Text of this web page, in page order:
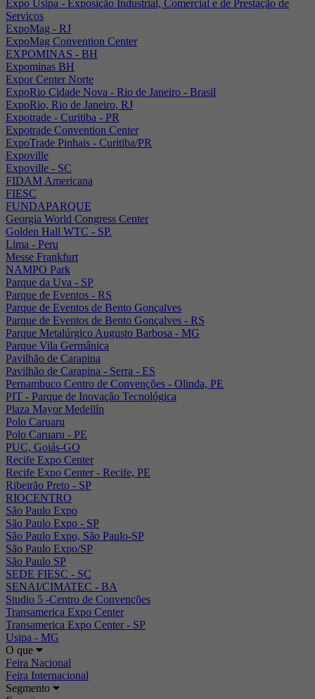
Expo Usipa - Exposição Industrial, Comercial e de Prestação de
Serviços
ExpoMag - RJ
ExpoMag Convention Center
EXPOMINAS - BH
Expominas BH
Expor Center Norte
ExpoRio Cidade Nova - Rio de Janeiro - Brasil
ExpoRio, Rio de Janeiro, RJ
Expotrade - Curitiba - PR
Expotrade Convention Center
ExpoTrade Pinhais - Curitiba/PR
Expoville
Expoville - SC
FIDAM Americana
FIESC
FUNDAPARQUE
Georgia World Congress Center
Golden Hall WTC - SP.
Lima - Peru
Messe Frankfurt
NAMPO Park
Parque da Uva - SP
Parque de Eventos - RS
Parque de Eventos de Bento Gonçalves
Parque de Eventos de Bento Gonçalves - RS
Parque Metalúrgico Augusto Barbosa - MG
Parque Vila Germânica
Pavilhão de Carapina
Pavilhão de Carapina - Serra - ES
Pernambuco Centro de Convenções - Olinda, PE
PIT - Parque de Inovação Tecnológica
Plaza Mayor Medellín
Polo Caruaru
Polo Caruaru - PE
PUC, Goiás-GO
Recife Expo Center
Recife Expo Center - Recife, PE
Ribeirão Preto - SP
RIOCENTRO
São Paulo Expo
São Paulo Expo - SP
São Paulo Expo, São Paulo-SP
São Paulo Expo/SP
São Paulo SP
SEDE FIESC - SC
SENAI/CIMATEC - BA
Studio 5 -Centro de Convenções
Transamerica Expo Center
Transamerica Expo Center - SP
Usipa - MG
O que
Feira Nacional
Feira Internacional
Segmento